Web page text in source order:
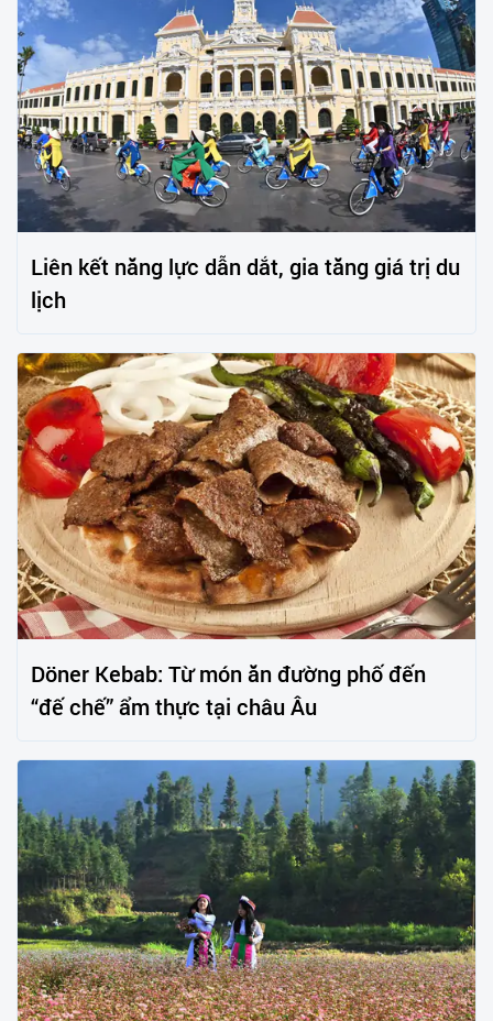
Liên kết năng lực dẫn dắt, gia tăng giá trị du
lịch
Döner Kebab: Từ món ăn đường phố đến
“đế chế” ẩm thực tại châu Âu